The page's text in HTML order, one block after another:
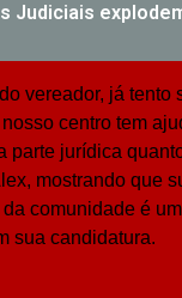
Judiciais
vereador, já tento
centro tem
parte jurídica
mostrando que
comunidade é
sua candidatura.